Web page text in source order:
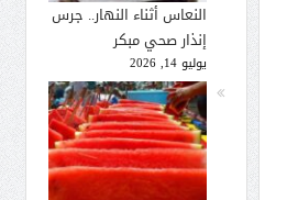
النعاس أثناء النهار.. جرس
إنذار صحي مبكر
يوليو 14, 2026